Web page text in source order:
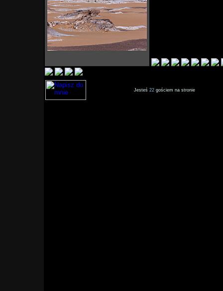
Jesteś 22 gościem na stronie